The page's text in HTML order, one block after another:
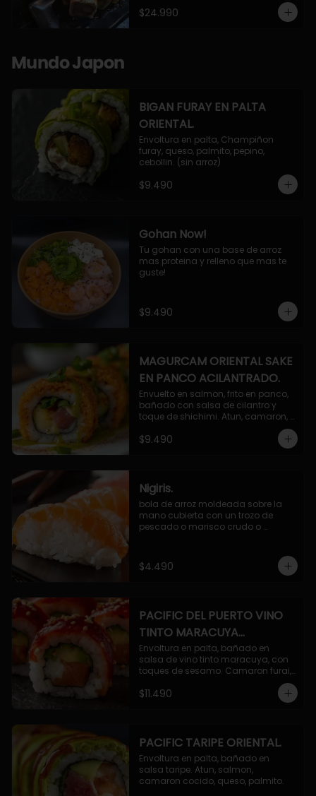
palta, cubierto con topping de
chimichurri de la casa flambeado.
$24.990
Mundo Japon
BIGAN FURAY EN PALTA
ORIENTAL.
Envoltura en palta, Champiñon
furay, queso, palmito, pepino,
cebollin. (sin arroz)
$9.490
Gohan Now!
Tu gohan con una base de arroz
mas proteina y relleno que mas te
guste!
$9.490
MAGURCAM ORIENTAL SAKE
EN PANCO ACILANTRADO.
Envuelto en salmon, frito en panco,
bañado con salsa de cilantro y
toque de shichimi. Atun, camaron,
$9.490
Nigiris.
bola de arroz moldeada sobre la
mano cubierta con un trozo de
pescado o marisco crudo o
$4.490
PACIFIC DEL PUERTO VINO
TINTO MARACUYA
ORIENTAL.
Envoltura en palta, bañado en
salsa de vino tinto maracuya, con
toques de sesamo. Camaron furai,
$11.490
PACIFIC TARIPE ORIENTAL.
Envoltura en palta, bañado en
salsa taripe. Atun, salmon,
camaron cocido, queso, palmito.